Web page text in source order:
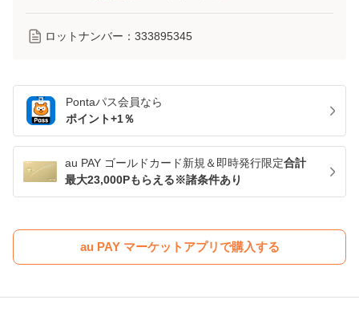
ロットナンバー： 333895345
Pontaパス会員なら
ポイント+1％
au PAY ゴールドカード新規＆即時発行限定合計
最大23,000Pもらえる※諸条件あり
au PAY マーケットアプリで購入する